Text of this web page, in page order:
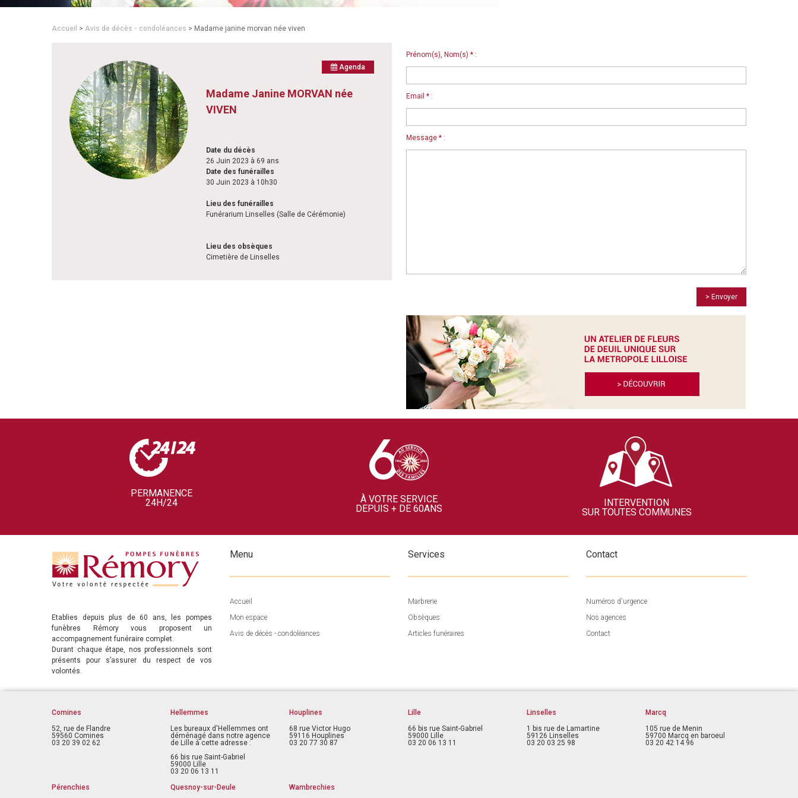
Accueil > Avis de décès - condoléances > Madame janine morvan née viven
Agenda
Madame Janine MORVAN née
VIVEN
Date du décès
26 Juin 2023 à 69 ans
Date des funérailles
30 Juin 2023 à 10h30
Lieu des funérailles
Funérarium Linselles (Salle de Cérémonie)
Lieu des obsèques
Cimetière de Linselles
Prénom(s), Nom(s) * :
Email * :
Message * :
> Envoyer
PERMANENCE
24H/24
À VOTRE SERVICE
DEPUIS + DE 60ANS
INTERVENTION
SUR TOUTES COMMUNES
Etablies depuis plus de 60 ans, les pompes
funèbres Rémory vous proposent un
accompagnement funéraire complet.
Durant chaque étape, nos professionnels sont
présents pour s’assurer du respect de vos
volontés.
Menu
Accueil
Mon espace
Avis de décès - condoléances
Services
Marbrerie
Obsèques
Articles funéraires
Contact
Numéros d'urgence
Nos agences
Contact
Comines
52, rue de Flandre
59560 Comines
03 20 39 02 62
Hellemmes
Les bureaux d'Hellemmes ont
déménagé dans notre agence
de Lille à cette adresse :
66 bis rue Saint-Gabriel
59000 Lille
03 20 06 13 11
Houplines
68 rue Victor Hugo
59116 Houplines
03 20 77 30 87
Lille
66 bis rue Saint-Gabriel
59000 Lille
03 20 06 13 11
Linselles
1 bis rue de Lamartine
59126 Linselles
03 20 03 25 98
Marcq
105 rue de Menin
59700 Marcq en baroeul
03 20 42 14 96
Pérenchies Quesnoy-sur-Deule Wambrechies